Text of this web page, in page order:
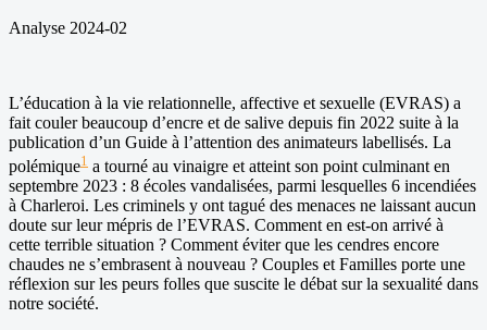
Analyse 2024-02
L’éducation à la vie relationnelle, affective et sexuelle (EVRAS) a
fait couler beaucoup d’encre et de salive depuis fin 2022 suite à la
publication d’un Guide à l’attention des animateurs labellisés. La
polémique1 a tourné au vinaigre et atteint son point culminant en
septembre 2023 : 8 écoles vandalisées, parmi lesquelles 6 incendiées
à Charleroi. Les criminels y ont tagué des menaces ne laissant aucun
doute sur leur mépris de l’EVRAS. Comment en est-on arrivé à
cette terrible situation ? Comment éviter que les cendres encore
chaudes ne s’embrasent à nouveau ? Couples et Familles porte une
réflexion sur les peurs folles que suscite le débat sur la sexualité dans
notre société.